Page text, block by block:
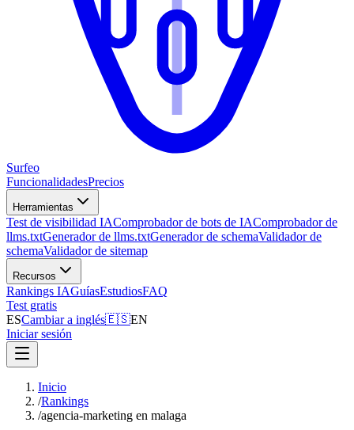
Surfeo
FuncionalidadesPrecios
Herramientas
Test de visibilidad IAComprobador de bots de IAComprobador de
llms.txtGenerador de llms.txtGenerador de schemaValidador de
schemaValidador de sitemap
Recursos
Rankings IAGuíasEstudiosFAQ
Test gratis
ESCambiar a inglés🇪🇸EN
Iniciar sesión
Inicio
/Rankings
/agencia-marketing en malaga